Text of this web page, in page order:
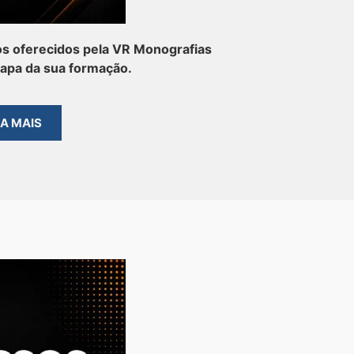
oferecidos pela VR Monografias
da sua formação.
MAIS